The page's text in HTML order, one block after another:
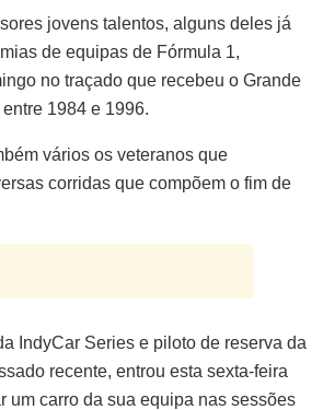
jovens talentos, alguns deles já
de equipas de Fórmula 1,
no traçado que recebeu o Grande
1984 e 1996.
vários os veteranos que
corridas que compõem o fim de
IndyCar Series e piloto de reserva da
recente, entrou esta sexta-feira
um carro da sua equipa nas sessões